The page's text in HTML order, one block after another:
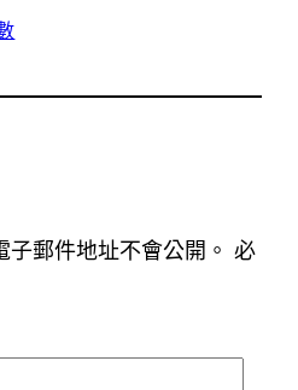
郵件地址不會公開。 必